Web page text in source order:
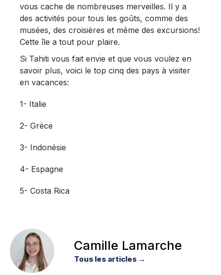
vous cache de nombreuses merveilles. Il y a
des activités pour tous les goûts, comme des
musées, des croisières et même des excursions!
Cette île a tout pour plaire.
Si Tahiti vous fait envie et que vous voulez en
savoir plus, voici le top cinq des pays à visiter
en vacances:
1- Italie
2- Grèce
3- Indonésie
4- Espagne
5- Costa Rica
Camille Lamarche
Tous les articles →